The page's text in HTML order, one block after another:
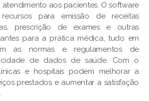
aos pacientes. O software
para emissão de receitas
prescrição de exames e outras
para a prática médica, tudo em
as normas e regulamentos de
de dados de saúde. Com o
e hospitais podem melhorar a
prestados e aumentar a satisfação